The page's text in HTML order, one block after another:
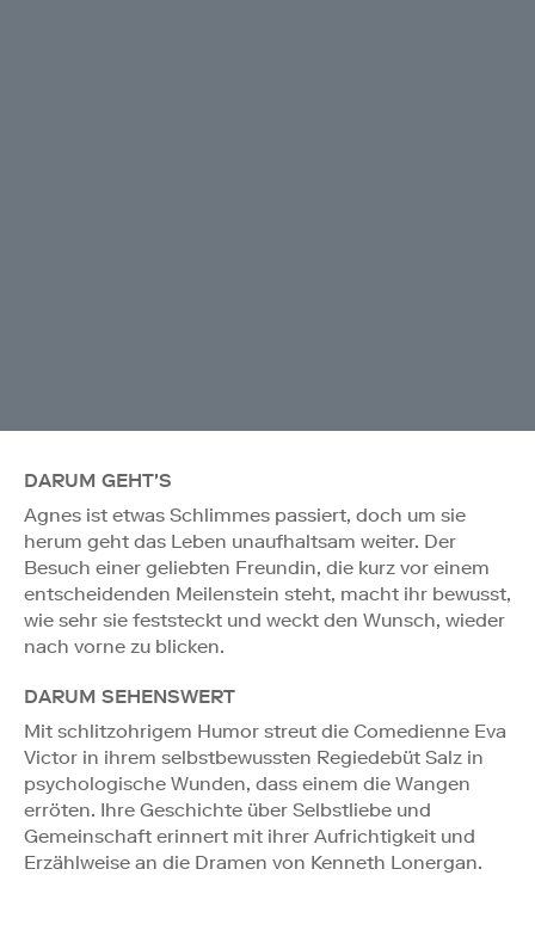
DARUM GEHT'S
Agnes ist etwas Schlimmes passiert, doch um sie
herum geht das Leben unaufhaltsam weiter. Der
Besuch einer geliebten Freundin, die kurz vor einem
entscheidenden Meilenstein steht, macht ihr bewusst,
wie sehr sie feststeckt und weckt den Wunsch, wieder
nach vorne zu blicken.
DARUM SEHENSWERT
Mit schlitzohrigem Humor streut die Comedienne Eva
Victor in ihrem selbstbewussten Regiedebüt Salz in
psychologische Wunden, dass einem die Wangen
erröten. Ihre Geschichte über Selbstliebe und
Gemeinschaft erinnert mit ihrer Aufrichtigkeit und
Erzählweise an die Dramen von Kenneth Lonergan.